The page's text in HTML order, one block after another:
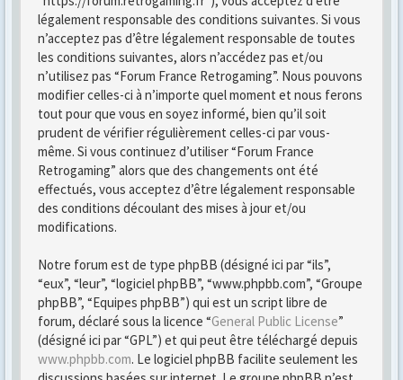
légalement responsable des conditions suivantes. Si vous
n’acceptez pas d’être légalement responsable de toutes
les conditions suivantes, alors n’accédez pas et/ou
n’utilisez pas “Forum France Retrogaming”. Nous pouvons
modifier celles-ci à n’importe quel moment et nous ferons
tout pour que vous en soyez informé, bien qu’il soit
prudent de vérifier régulièrement celles-ci par vous-
même. Si vous continuez d’utiliser “Forum France
Retrogaming” alors que des changements ont été
effectués, vous acceptez d’être légalement responsable
des conditions découlant des mises à jour et/ou
modifications.
Notre forum est de type phpBB (désigné ici par “ils”,
“eux”, “leur”, “logiciel phpBB”, “www.phpbb.com”, “Groupe
phpBB”, “Equipes phpBB”) qui est un script libre de
forum, déclaré sous la licence “General Public License”
(désigné ici par “GPL”) et qui peut être téléchargé depuis
www.phpbb.com. Le logiciel phpBB facilite seulement les